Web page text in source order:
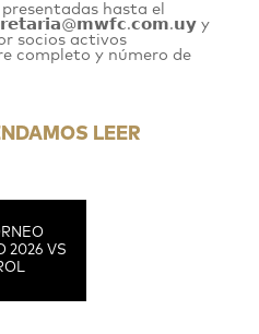
hasta el
y
socios activos
completo y número de
LEER
2026 VS